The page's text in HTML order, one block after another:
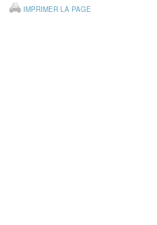
IMPRIMER LA PAGE